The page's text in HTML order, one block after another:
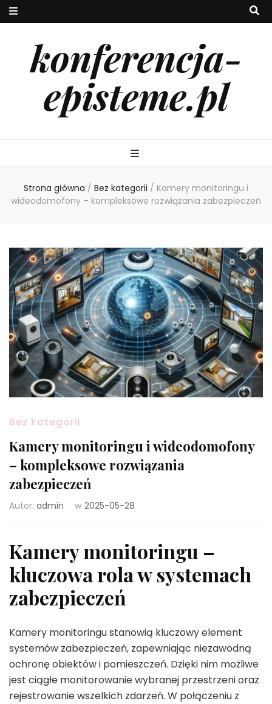
konferencja-
episteme.pl
Strona główna / Bez kategorii / Kamery monitoringu i
wideodomofony – kompleksowe rozwiązania zabezpieczeń
Bez kategorii
Kamery monitoringu i wideodomofony
– kompleksowe rozwiązania
zabezpieczeń
Autor: admin w 2025-05-28
Kamery monitoringu –
kluczowa rola w systemach
zabezpieczeń
Kamery monitoringu stanowią kluczowy element
systemów zabezpieczeń, zapewniając niezawodną
ochronę obiektów i pomieszczeń. Dzięki nim możliwe
jest ciągłe monitorowanie wybranej przestrzeni oraz
rejestrowanie wszelkich zdarzeń. W połączeniu z